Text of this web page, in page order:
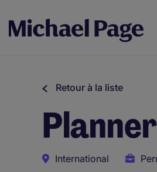
Retour à la liste
International